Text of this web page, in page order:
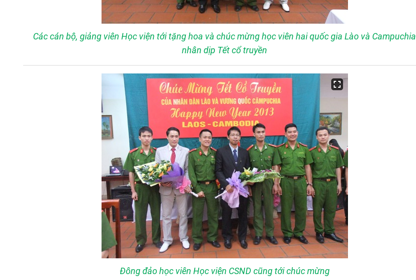
Các cán bộ, giảng viên Học viện tới tặng hoa và chúc mừng học viên hai quốc gia Lào và Campuchia
nhân dịp Tết cổ truyền
Đông đảo học viên Học viện CSND cũng tới chúc mừng